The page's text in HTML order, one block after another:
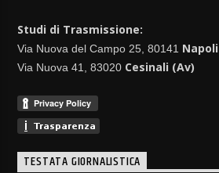
Studi di Trasmissione:
Via Nuova del Campo 25, 80141 Napoli
Via Nuova 41, 83020 Cesinali (Av)
TESTATA GIORNALISTICA